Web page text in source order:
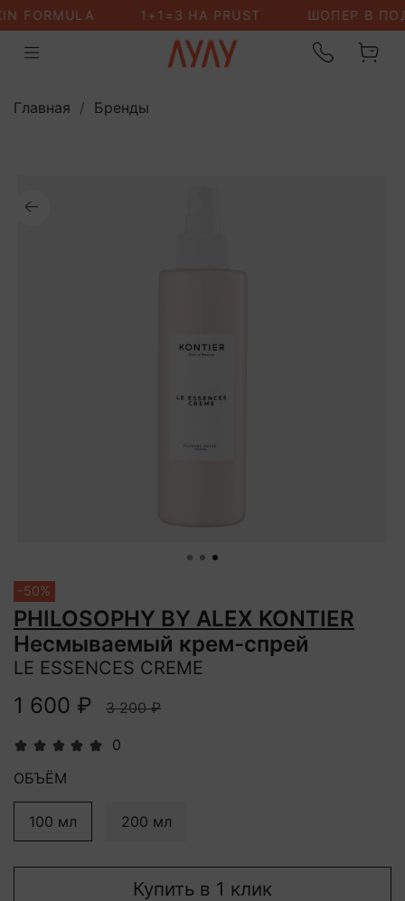
Главная Бренды
-50%
0
PHILOSOPHY BY ALEX KONTIER
Несмываемый крем-спрей
LE ESSENCES CREME
1 600 ₽ 3 200 ₽
Купить в 1 клик
ОБЪЁМ
100 мл 200 мл